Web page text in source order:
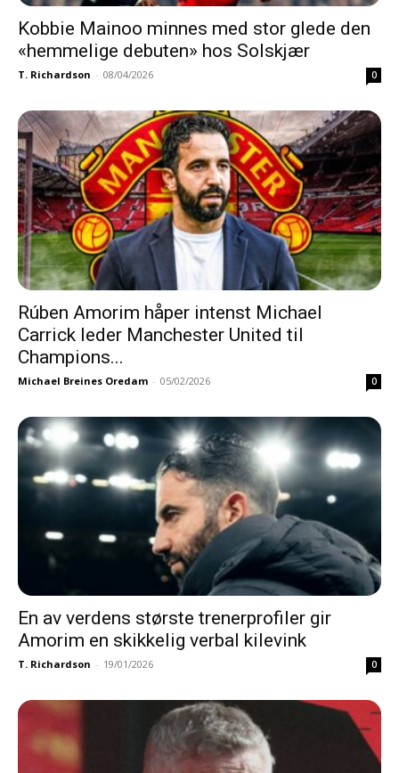
Kobbie Mainoo minnes med stor glede den
«hemmelige debuten» hos Solskjær
T. Richardson - 08/04/2026 0
Rúben Amorim håper intenst Michael
Carrick leder Manchester United til
Champions...
Michael Breines Oredam - 05/02/2026 0
En av verdens største trenerprofiler gir
Amorim en skikkelig verbal kilevink
T. Richardson - 19/01/2026 0